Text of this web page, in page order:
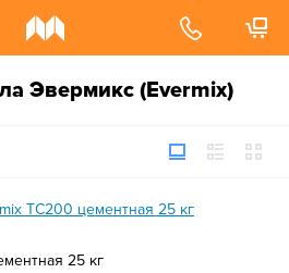
Эвермикс (Evermix)
25 кг